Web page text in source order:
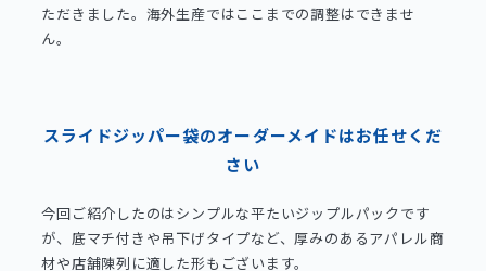
ただきました。海外生産ではここまでの調整はできませ
ん。
スライドジッパー袋のオーダーメイドはお任せくだ
さい
今回ご紹介したのはシンプルな平たいジップルパックです
が、底マチ付きや吊下げタイプなど、厚みのあるアパレル商
材や店舗陳列に適した形もございます。